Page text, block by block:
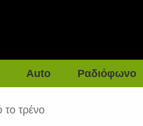
Auto Ραδιόφωνο
τρένο